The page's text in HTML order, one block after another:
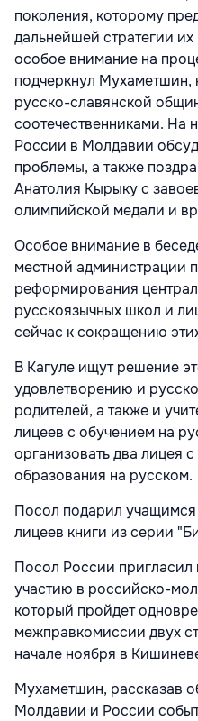
поколения, которому
дальнейшей стратегии
особое внимание на
подчеркнул Мухаметшин,
русско-славянской
соотечественниками. На
России в Молдавии
проблемы, а также
Анатолия Кырыку с
олимпийской медали и
Особое внимание в
местной администрации
реформирования
русскоязычных школ и
сейчас к сокращению
В Кагуле ищут решение
удовлетворению и
родителей, а также и
лицеев с обучением на
организовать два лицея
образования на русском.
Посол подарил
лицеев книги из серии
Посол России пригласил
участию в российско-
который пройдет
межправкомиссии двух
начале ноября в
Мухаметшин, рассказав
Молдавии и России